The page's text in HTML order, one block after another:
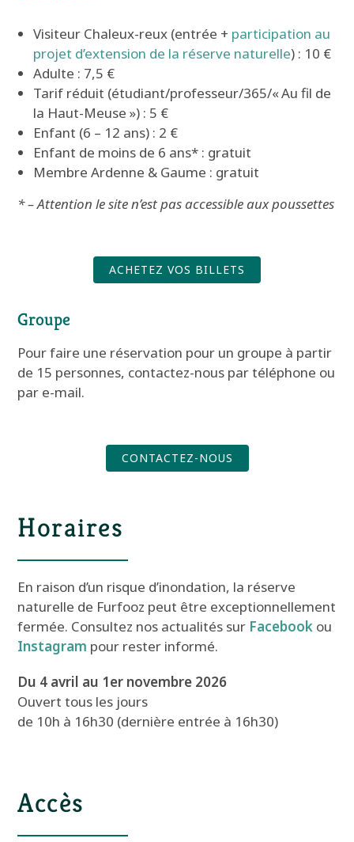
Visiteur Chaleux-reux (entrée + participation au
projet d’extension de la réserve naturelle) : 10 €
Adulte : 7,5 €
Tarif réduit (étudiant/professeur/365/« Au fil de
la Haut-Meuse ») : 5 €
Enfant (6 – 12 ans) : 2 €
Enfant de moins de 6 ans* : gratuit
Membre Ardenne & Gaume : gratuit
* – Attention le site n’est pas accessible aux poussettes
ACHETEZ VOS BILLETS
Groupe
Pour faire une réservation pour un groupe à partir
de 15 personnes, contactez-nous par téléphone ou
par e-mail.
CONTACTEZ-NOUS
Horaires
En raison d’un risque d’inondation, la réserve
naturelle de Furfooz peut être exceptionnellement
fermée. Consultez nos actualités sur Facebook ou
Instagram pour rester informé.
Du 4 avril au 1er novembre 2026
Ouvert tous les jours
de 10h à 16h30 (dernière entrée à 16h30)
Accès